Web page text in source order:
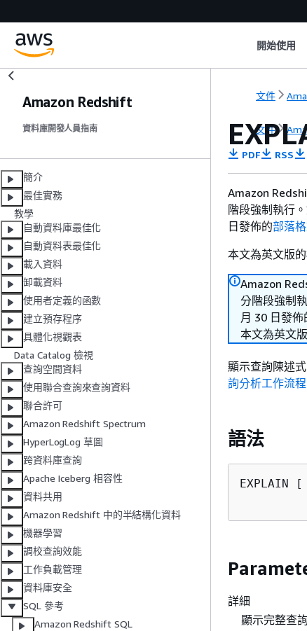
開始使用
Amazon Redshift
資料庫開發人員指南
簡介
最佳實務
教學
自動資料庫最佳化
自動資料表最佳化
載入資料
卸載資料
使用者定義的函數
建立預存程序
具體化視觀表
Data Catalog 檢視
查詢空間資料
使用聯合查詢來查詢資料
聯合許可
Amazon Redshift Spectrum
HyperLogLog 草圖
跨資料庫查詢
Apache Iceberg 相容性
資料共用
Amazon Redshift 中的半結構化資料
機器學習
調校查詢效能
工作負載管理
資料庫安全
SQL 參考
Amazon Redshift SQL
文件
文件
PDF RSS
Amazon
階段強制執行
日發佈的部落
本文為英文版
Amazon
分階段強制
月 30 日發佈
本文為英文
顯示查詢陳述
詢分析工作流程
語法
EXPLAIN [
詳細
顯示完整查